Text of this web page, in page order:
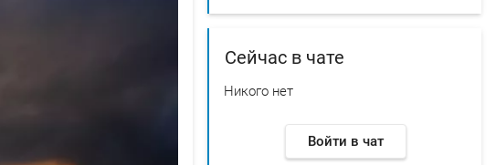
Сейчас в чате
Никого нет
Войти в чат